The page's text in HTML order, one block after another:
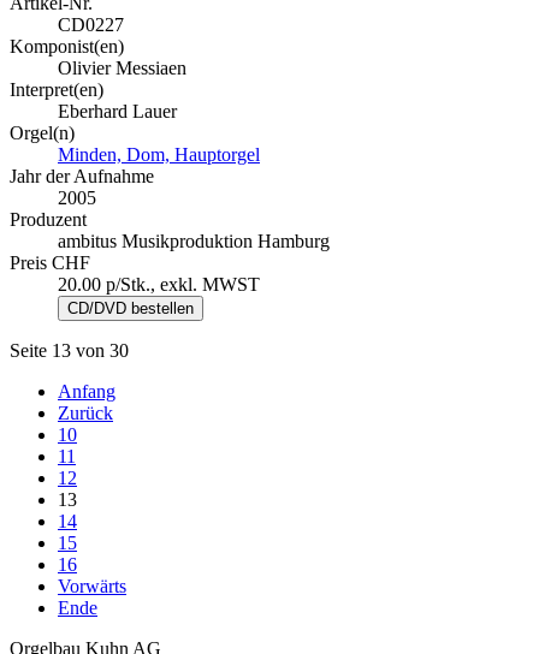
CD0227
Komponist(en)
Olivier Messiaen
Interpret(en)
Eberhard Lauer
Orgel(n)
Minden, Dom, Hauptorgel
Jahr der Aufnahme
2005
Produzent
ambitus Musikproduktion Hamburg
Preis CHF
20.00 p/Stk., exkl. MWST
Seite 13 von 30
Anfang
Zurück
10
11
12
13
14
15
16
Vorwärts
Ende
Orgelbau Kuhn AG